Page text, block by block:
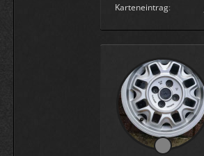
Karteneintrag